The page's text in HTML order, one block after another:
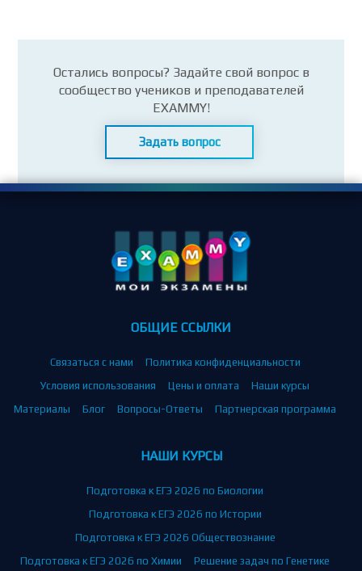
Остались вопросы? Задайте свой вопрос в
сообщество учеников и преподавателей
EXAMMY!
Задать вопрос
ОБЩИЕ ССЫЛКИ
Связаться с нами
Политика конфиденциальности
Условия использования
Цены и оплата
Наши курсы
Материалы
Блог Вопросы-Ответы Партнерская программа
НАШИ КУРСЫ
Подготовка к ЕГЭ 2026 по Биологии
Подготовка к ЕГЭ 2026 по Истории
Подготовка к ЕГЭ 2026 Обществознание
Подготовка к ЕГЭ 2026 по Химии
Решение задач по Генетике